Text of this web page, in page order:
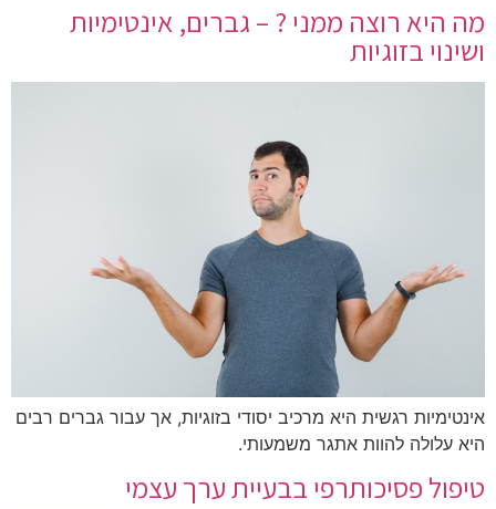
מה היא רוצה ממני ? – גברים, אינטימיות
ושינוי בזוגיות
אינטימיות רגשית היא מרכיב יסודי בזוגיות, אך עבור גברים רבים
היא עלולה להוות אתגר משמעותי.
טיפול פסיכותרפי בבעיית ערך עצמי